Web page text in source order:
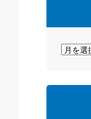
ア
カ